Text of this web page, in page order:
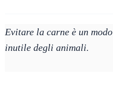
Evitare la carne è un
inutile degli animali.